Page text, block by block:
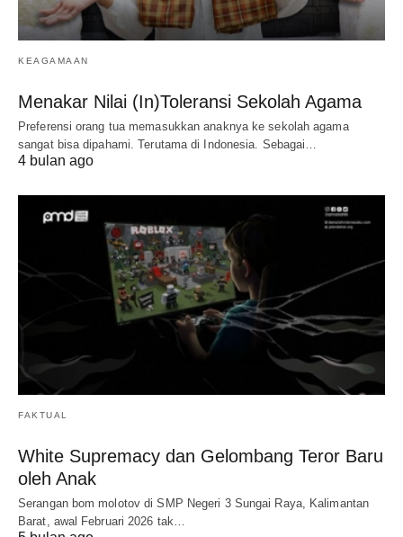
KEAGAMAAN
Menakar Nilai (In)Toleransi Sekolah Agama
Preferensi orang tua memasukkan anaknya ke sekolah agama
sangat bisa dipahami. Terutama di Indonesia. Sebagai…
4 bulan ago
FAKTUAL
White Supremacy dan Gelombang Teror Baru
oleh Anak
Serangan bom molotov di SMP Negeri 3 Sungai Raya, Kalimantan
Barat, awal Februari 2026 tak…